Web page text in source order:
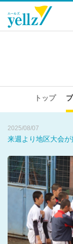
トップ
2025/08/07
来週より地区大会が